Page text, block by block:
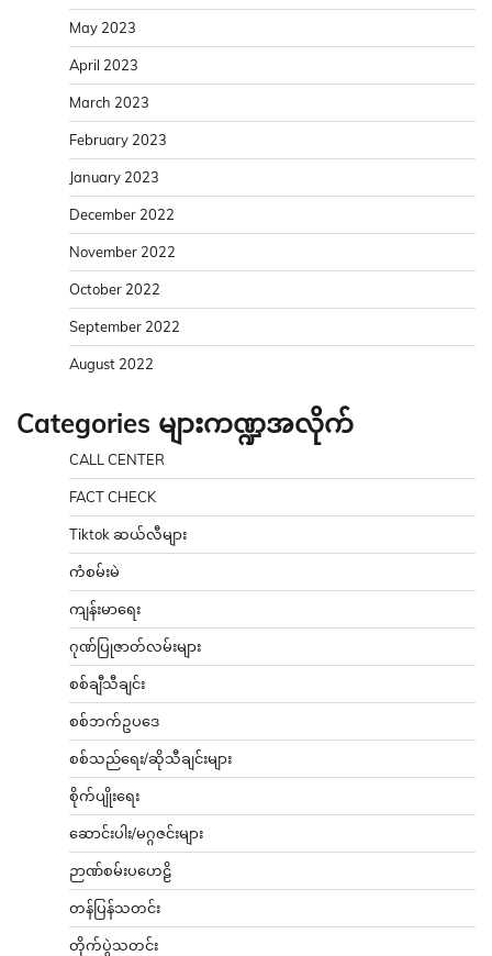
May 2023
April 2023
March 2023
February 2023
January 2023
December 2022
November 2022
October 2022
September 2022
August 2022
Categories များကဏ္ဍအလိုက်
CALL CENTER
FACT CHECK
Tiktok ဆယ်လီများ
ကံစမ်းမဲ
ကျန်းမာရေး
ဂုဏ်ပြုဇာတ်လမ်းများ
စစ်ချီသီချင်း
စစ်ဘက်ဥပဒေ
စစ်သည်ရေး/ဆိုသီချင်းများ
စိုက်ပျိုးရေး
ဆောင်းပါး/မဂ္ဂဇင်းများ
ဉာဏ်စမ်းပဟေဠိ
တန်ပြန်သတင်း
တိုက်ပွဲသတင်း